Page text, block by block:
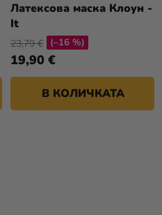
Латексова маска Клоун -
It
19,90 €
23,79 € (–16 %)
В КОЛИЧКАТА